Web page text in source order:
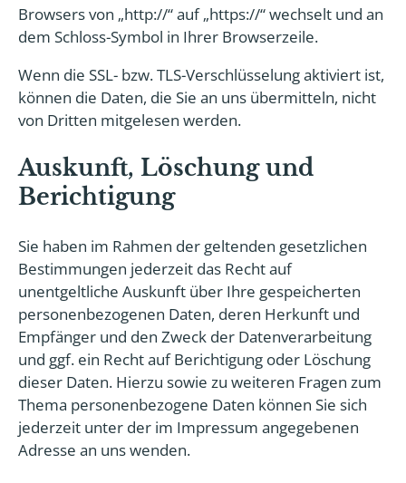
Browsers von „http://“ auf „https://“ wechselt und an
dem Schloss-Symbol in Ihrer Browserzeile.
Wenn die SSL- bzw. TLS-Verschlüsselung aktiviert ist,
können die Daten, die Sie an uns übermitteln, nicht
von Dritten mitgelesen werden.
Auskunft, Löschung und
Berichtigung
Sie haben im Rahmen der geltenden gesetzlichen
Bestimmungen jederzeit das Recht auf
unentgeltliche Auskunft über Ihre gespeicherten
personenbezogenen Daten, deren Herkunft und
Empfänger und den Zweck der Datenverarbeitung
und ggf. ein Recht auf Berichtigung oder Löschung
dieser Daten. Hierzu sowie zu weiteren Fragen zum
Thema personenbezogene Daten können Sie sich
jederzeit unter der im Impressum angegebenen
Adresse an uns wenden.